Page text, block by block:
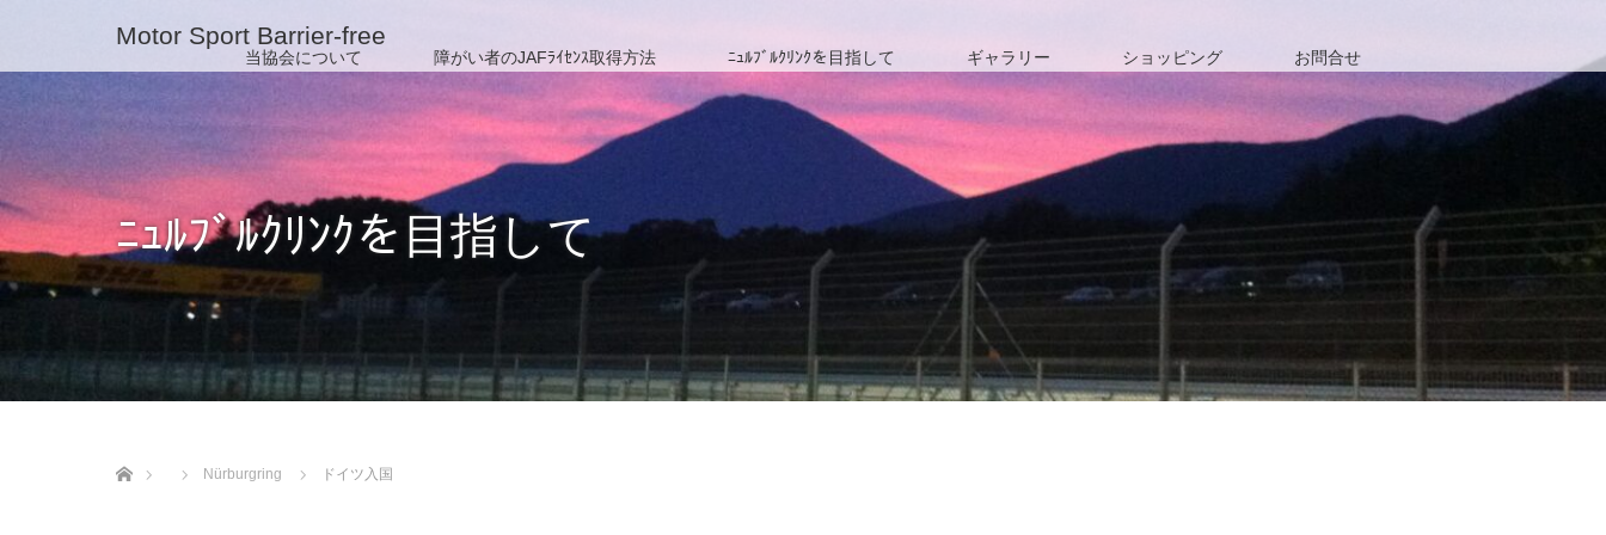
Motor Sport Barrier-free
当協会について 障がい者のJAFﾗｲｾﾝｽ取得方法 ﾆｭﾙﾌﾞﾙｸﾘﾝｸを目指して ギャラリー ショッピング お問合せ
ﾆｭﾙﾌﾞﾙｸﾘﾝｸを目指して
Nürburgring
ドイツ入国